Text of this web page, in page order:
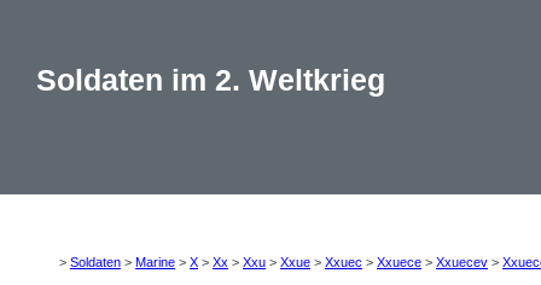
Soldaten im 2. Weltkrieg
> Soldaten > Marine > X > Xx > Xxu > Xxue > Xxuec > Xxuece > Xxuecev >